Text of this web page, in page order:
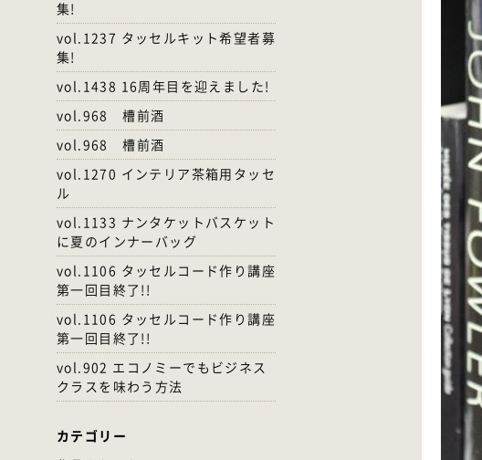
集!
vol.1237 タッセルキット希望者募
集!
vol.1438 16周年目を迎えました!
vol.968 槽前酒
vol.968 槽前酒
vol.1270 インテリア茶箱用タッセ
ル
vol.1133 ナンタケットバスケット
に夏のインナーバッグ
vol.1106 タッセルコード作り講座
第一回目終了!!
vol.1106 タッセルコード作り講座
第一回目終了!!
vol.902 エコノミーでもビジネス
クラスを味わう方法
カテゴリー